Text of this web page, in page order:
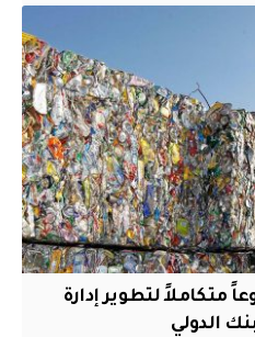
متكاملاً لتطوير إدارة
الدولي